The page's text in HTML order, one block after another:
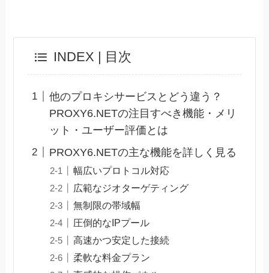
INDEX | 目次
他のプロキシサービスとどう違う？
PROXY6.NETの注目すべき機能・メリ
ット・ユーザー評価とは
PROXY6.NETの主な機能を詳しく見る
幅広いプロトコル対応
広範なジオターゲティング
無制限の帯域幅
圧倒的なIPプール
高速かつ安定した接続
柔軟な料金プラン